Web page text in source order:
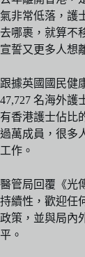
氣非常低落，護
去哪裹，就算不
宣誓又更多人想
跟據英國國民健
47,727 名海外護
有香港護士佔比
過萬成員，很多
工作。
醫管局回覆《光
持續性，歡迎任
政策，並與局內
平。